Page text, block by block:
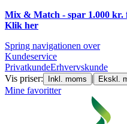
Mix & Match - spar 1.000
Klik her
Spring navigationen over
Kundeservice
PrivatkundeErhvervskunde
Vis priser:
Inkl. moms | Ekskl.
Mine favoritter